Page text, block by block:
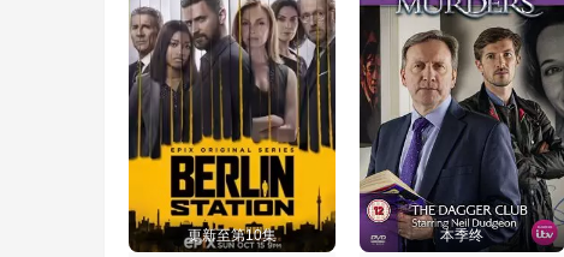
更新至第10集 本季终